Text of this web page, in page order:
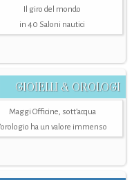
Il giro del mondo
in 40 Saloni nautici
GIOIELLI & OROLOGI
Maggi Officine, sott’acqua
l'orologio ha un valore immenso